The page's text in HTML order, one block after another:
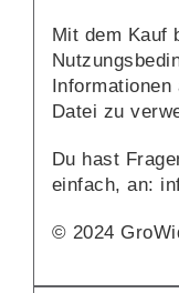
Mit dem Kauf
Datei zu
Du hast
einfach, an:
© 2024